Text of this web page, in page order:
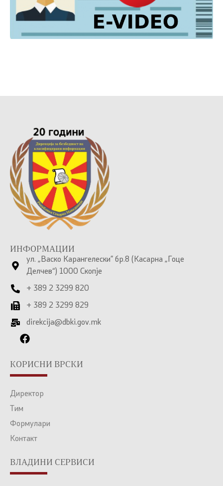
ИНФОРМАЦИИ
ул. „Васко Карангелески” бр.8 (Касарна „Гоце
Делчев“) 1000 Скопје
+ 389 2 3299 820
+ 389 2 3299 829
direkcija@dbki.gov.mk
КОРИСНИ ВРСКИ
Директор
Тим
Формулари
Контакт
ВЛАДИНИ СЕРВИСИ